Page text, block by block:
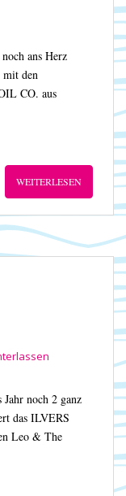
ans Herz
mit den
CO. aus
WEITERLESEN
noch 2 ganz
das ILVERS
Leo & The